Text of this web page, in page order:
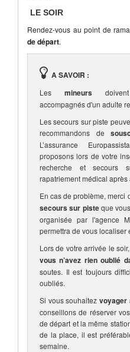
LE SOIR
Rendez-vous au point de
de départ.
A SAVOIR :
Les mineurs
accompagnés d'un adulte
Les secours sur piste
recommandons de
L’assurance
proposons lors de votre
recherche et secours
rapatriement médical
En cas de problème, merci
secours sur pisteque
organisée par l'agence
permettra de vous localiser
Lors de votre arrivée le
vous n’avez rien oublié
soutes. Il est toujours
oubliés.
Si vous souhaitez voyager
conseillons de réserver
de départ et la même
de la place, il est
semaine.